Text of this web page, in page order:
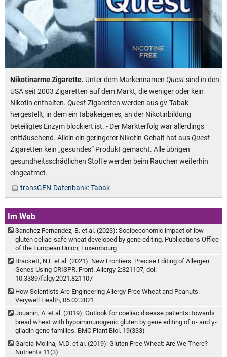
Nikotinarme Zigarette. Unter dem Markennamen Questsind in den
USA seit 2003 Zigaretten auf dem Markt, die weniger oder kein
Nikotin enthalten. Quest-Zigaretten werden aus gv-Tabak
hergestellt, in dem ein tabakeigenes, an der Nikotinbildung
beteiligtes Enzym blockiert ist. - Der Markterfolg war allerdings
enttäuschend. Allein ein geringerer Nikotin-Gehalt hat ausQuest-
Zigaretten kein „gesundes“ Produkt gemacht. Alle übrigen
gesundheitsschädlichen Stoffe werden beim Rauchen weiterhin
eingeatmet.
transGEN-Datenbank: Tabak
Im Web
Sanchez Fernandez, B. et al. (2023): Socioeconomic impact of low-
gluten celiac-safe wheat developed by gene editing. Publications Office
of the European Union, Luxembourg
Brackett, N.F. et al. (2021): New Frontiers: Precise Editing of Allergen
Genes Using CRISPR. Front. Allergy 2:821107, doi:
10.3389/falgy.2021.821107
How Scientists Are Engineering Allergy-Free Wheat and Peanuts.
Verywell Health, 05.02.2021
Jouanin, A. et al. (2019): Outlook for coeliac disease patients: towards
bread wheat with hypoimmunogenic gluten by gene editing of α- and γ-
gliadin gene families. BMC Plant Biol. 19(333)
García-Molina, M.D. et al. (2019): Gluten Free Wheat: Are We There?
Nutrients 11(3)